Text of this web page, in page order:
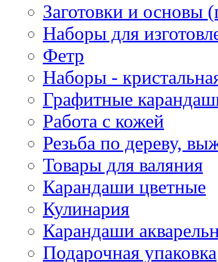
Заготовки и основы
Наборы для
Фетр
Наборы -
Графитные
Работа с кожей
Резьба по дереву,
Товары для валяния
Карандаши цветные
Кулинария
Карандаши
Подарочная упаковка